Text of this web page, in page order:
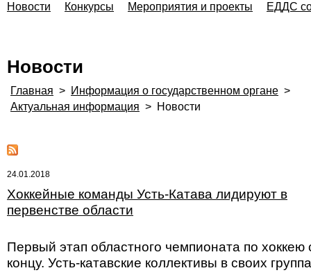
Новости Конкурсы Мероприятия и проекты ЕДДС
Новости
Главная > Информация о государственном органе >
Актуальная информация > Новости
24.01.2018
Хоккейные команды Усть-Катава лидируют в
первенстве области
Первый этап областного чемпионата по
концу. Усть-катавские коллективы в своих